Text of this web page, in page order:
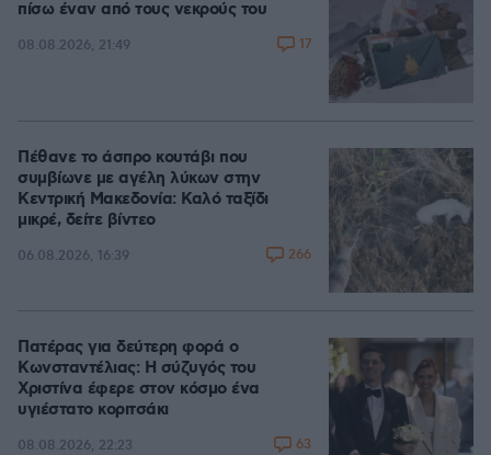
πίσω έναν από τους νεκρούς του
08.08.2026, 21:49 17
Πέθανε το άσπρο κουτάβι που
συμβίωνε με αγέλη λύκων στην
Κεντρική Μακεδονία: Καλό ταξίδι
μικρέ, δείτε βίντεο
06.08.2026, 16:39 266
Πατέρας για δεύτερη φορά ο
Κωνσταντέλιας: Η σύζυγός του
Χριστίνα έφερε στον κόσμο ένα
υγιέστατο κοριτσάκι
08.08.2026, 22:23 63